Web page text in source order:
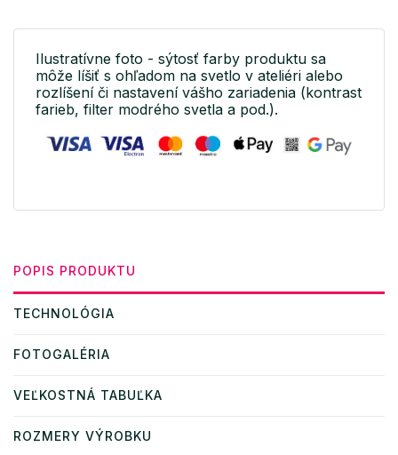
Ilustratívne foto - sýtosť farby produktu sa
môže líšiť s ohľadom na svetlo v ateliéri alebo
rozlíšení či nastavení vášho zariadenia (kontrast
farieb, filter modrého svetla a pod.).
POPIS PRODUKTU
TECHNOLÓGIA
FOTOGALÉRIA
VEĽKOSTNÁ TABUĽKA
ROZMERY VÝROBKU